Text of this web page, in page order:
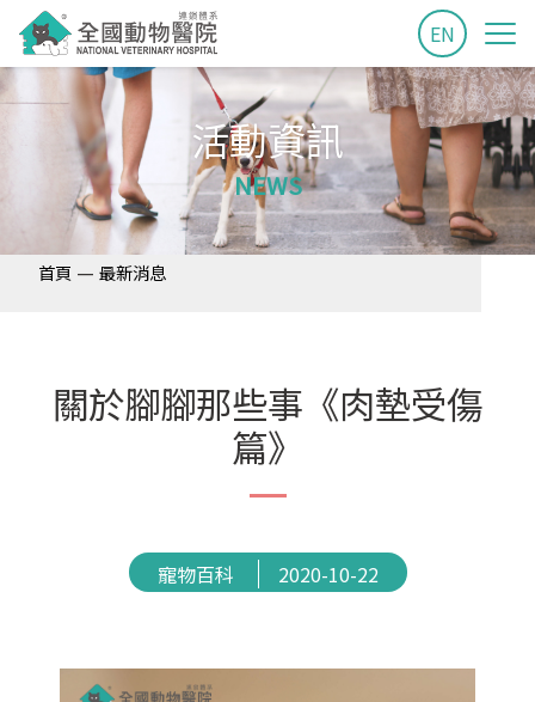
EN
活動資訊
NEWS
首頁 — 最新消息
關於腳腳那些事《肉墊受傷
篇》
寵物百科 2020-10-22